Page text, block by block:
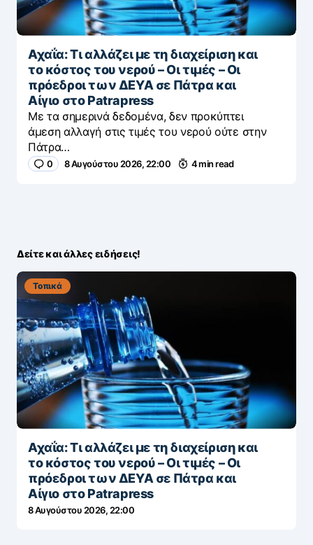
Αχαΐα: Τι αλλάζει με τη διαχείριση και
το κόστος του νερού – Οι τιμές – Οι
πρόεδροι των ΔΕΥΑ σε Πάτρα και
Αίγιο στο Patrapress
Με τα σημερινά δεδομένα, δεν προκύπτει
άμεση αλλαγή στις τιμές του νερού ούτε στην
Πάτρα…
0 8 Αυγούστου 2026, 22:00 4 min read
Δείτε και άλλες ειδήσεις!
Τοπικά
Αχαΐα: Τι αλλάζει με τη διαχείριση και
το κόστος του νερού – Οι τιμές – Οι
πρόεδροι των ΔΕΥΑ σε Πάτρα και
Αίγιο στο Patrapress
8 Αυγούστου 2026, 22:00